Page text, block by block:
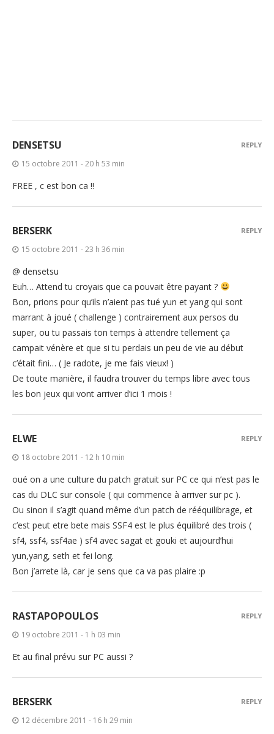
DENSETSU
15 octobre 2011 - 20 h 53 min
FREE , c est bon ca !!
REPLY
BERSERK
15 octobre 2011 - 23 h 36 min
@ densetsu
Euh… Attend tu croyais que ca pouvait être payant ?
Bon, prions pour qu’ils n’aient pas tué yun et yang qui sont
marrant à joué ( challenge ) contrairement aux persos du
super, ou tu passais ton temps à attendre tellement ça
campait vénère et que si tu perdais un peu de vie au début
c’était fini… ( Je radote, je me fais vieux! )
De toute manière, il faudra trouver du temps libre avec tous
les bon jeux qui vont arriver d’ici 1 mois !
REPLY
ELWE
18 octobre 2011 - 12 h 10 min
oué on a une culture du patch gratuit sur PC ce qui n’est pas le
cas du DLC sur console ( qui commence à arriver sur pc ).
Ou sinon il s’agit quand même d’un patch de rééquilibrage, et
c’est peut etre bete mais SSF4 est le plus équilibré des trois (
sf4, ssf4, ssf4ae ) sf4 avec sagat et gouki et aujourd’hui
yun,yang, seth et fei long.
Bon j’arrete là, car je sens que ca va pas plaire :p
REPLY
RASTAPOPOULOS
19 octobre 2011 - 1 h 03 min
Et au final prévu sur PC aussi ?
REPLY
BERSERK
12 décembre 2011 - 16 h 29 min
REPLY